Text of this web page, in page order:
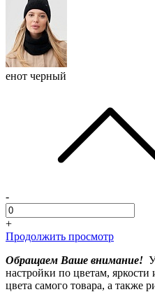
енот черный
-
+
Продолжить просмотр
Обращаем Ваше внимание!
настройки по цветам, яркости
цвета самого товара, а также